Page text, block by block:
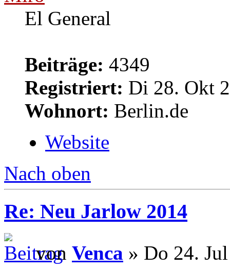
El General
Beiträge: 4349
Registriert: Di 28. Okt
Wohnort: Berlin.de
Website
Nach oben
Re: Neu Jarlow 2014
von Venca » Do 24.